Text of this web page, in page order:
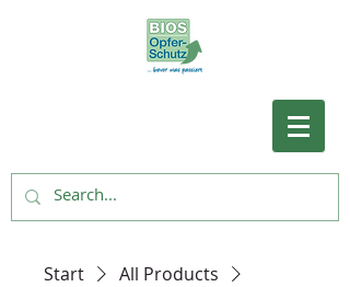
Start
All Products